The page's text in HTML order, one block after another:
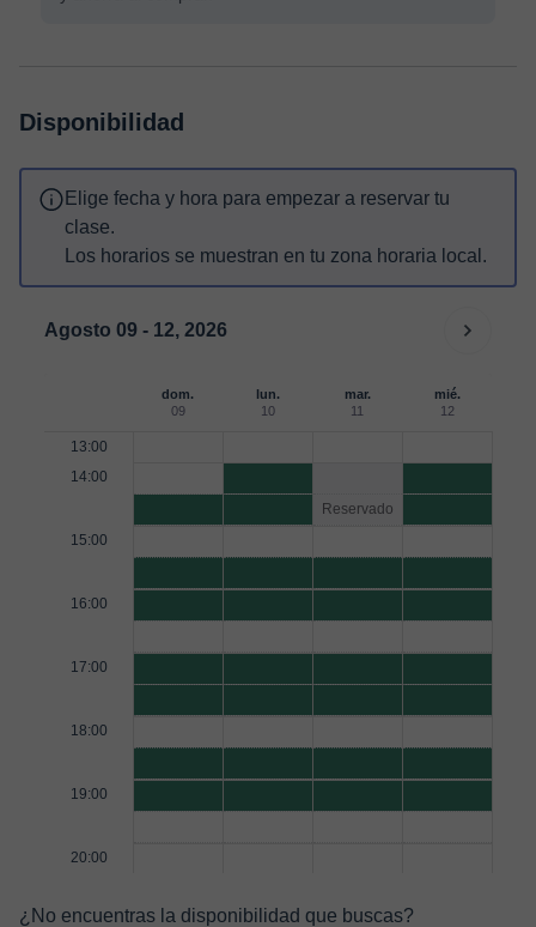
Disponibilidad
Elige fecha y hora para empezar a reservar tu
clase.
Los horarios se muestran en tu zona horaria local.
Agosto 09 - 12, 2026
dom.
09
lun.
10
mar.
11
mié.
12
13:00
14:00
Reservado
15:00
16:00
17:00
18:00
19:00
20:00
¿No encuentras la disponibilidad que buscas?